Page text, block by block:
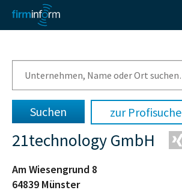
zur Profisuche
21technology GmbH
Am Wiesengrund 8
64839 Münster